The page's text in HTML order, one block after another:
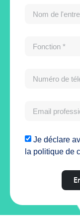
Je déclare
la politique de